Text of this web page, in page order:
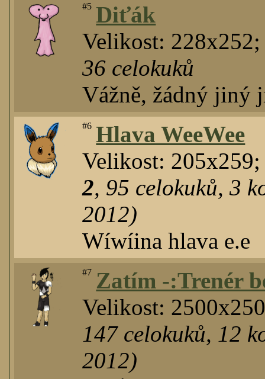
#5 Diťák
Velikost:
36 celokuků
Vážně, žádný jiný
#6 Hlava WeeWee
Velikost:
2, 95 celokuků,3
2012)
Wíwíina hlava e.e
#7 Zatím -:Trenér
Velikost:
147celokuků, 12
2012)